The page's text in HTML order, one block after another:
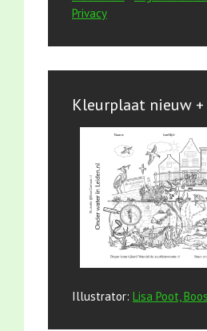
Privacy
Kleurplaat nieuw
Illustrator: Lisa Poot,